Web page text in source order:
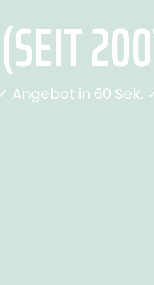
Angebot in 60 Sek.